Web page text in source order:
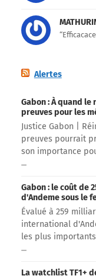
Alertes
Gabon : À quand
preuves pour les
Justice Gabon |
preuves pourrait
son importance
Gabon : le coût de
d'Andeme sous le
Évalué à 259
international
les plus
La watchlist TF1+